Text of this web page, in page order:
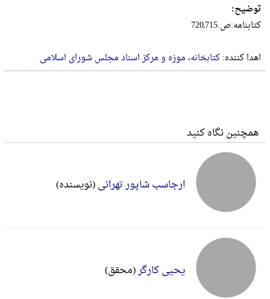
توضیح:
کتابنامه:ص.715ـ720
اهدا کننده:کتابخانه، موزه و مرکز اسناد مجلس شورای اسلامی
همچنین نگاه کنید
ارجاسب شاپور تهرانی(نویسنده)
یحیی کارگر(محقق)